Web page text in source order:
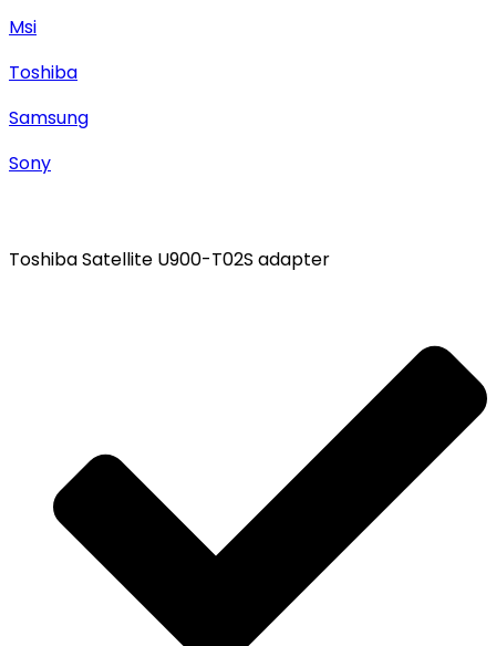
Msi
Toshiba
Samsung
Sony
Toshiba Satellite U900-T02S adapter